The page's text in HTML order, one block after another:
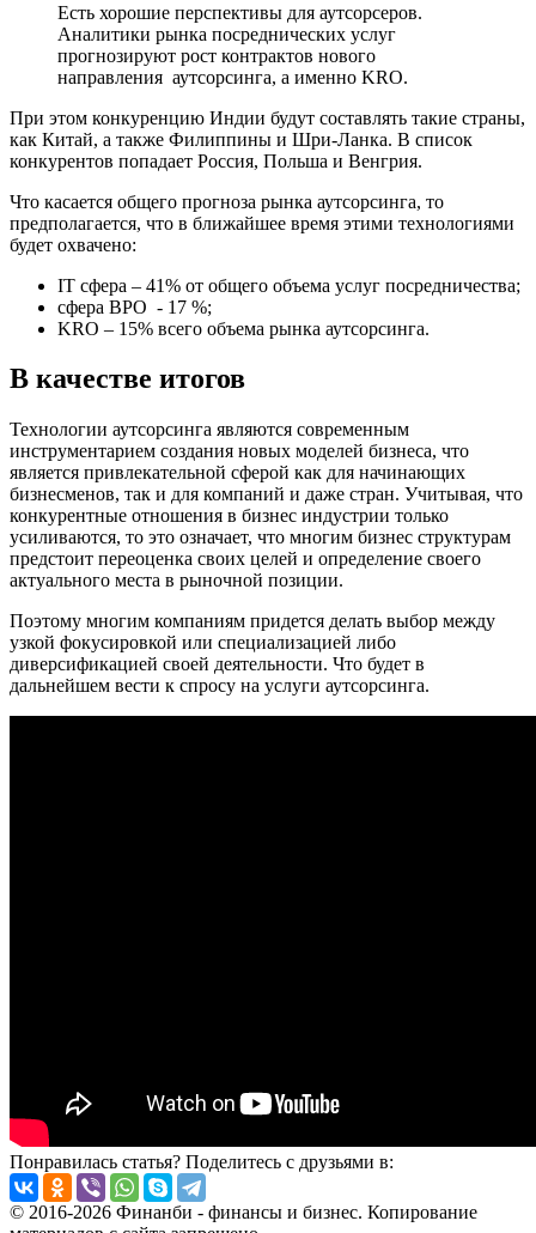
Есть хорошие перспективы для аутсорсеров.
Аналитики рынка посреднических услуг
прогнозируют рост контрактов нового
направления аутсорсинга, а именно KRO.
При этом конкуренцию Индии будут составлять такие страны,
как Китай, а также Филиппины и Шри-Ланка. В список
конкурентов попадает Россия, Польша и Венгрия.
Что касается общего прогноза рынка аутсорсинга, то
предполагается, что в ближайшее время этими технологиями
будет охвачено:
IT сфера – 41% от общего объема услуг посредничества;
сфера BPO - 17 %;
KRO – 15% всего объема рынка аутсорсинга.
В качестве итогов
Технологии аутсорсинга являются современным
инструментарием создания новых моделей бизнеса, что
является привлекательной сферой как для начинающих
бизнесменов, так и для компаний и даже стран. Учитывая, что
конкурентные отношения в бизнес индустрии только
усиливаются, то это означает, что многим бизнес структурам
предстоит переоценка своих целей и определение своего
актуального места в рыночной позиции.
Поэтому многим компаниям придется делать выбор между
узкой фокусировкой или специализацией либо
диверсификацией своей деятельности. Что будет в
дальнейшем вести к спросу на услуги аутсорсинга.
Понравилась статья? Поделитесь с друзьями в:
© 2016-2026 Финанби - финансы и бизнес. Копирование